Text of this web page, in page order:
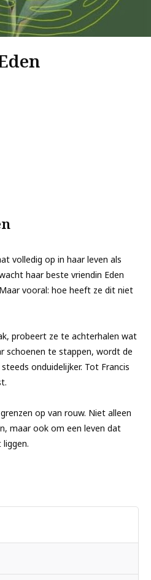
volledig op in haar leven als
haar beste vriendin Eden
vooral: hoe heeft ze dit niet
probeert ze te achterhalen wat
schoenen te stappen, wordt de
onduidelijker. Tot Francis
op van rouw. Niet alleen
maar ook om een leven dat